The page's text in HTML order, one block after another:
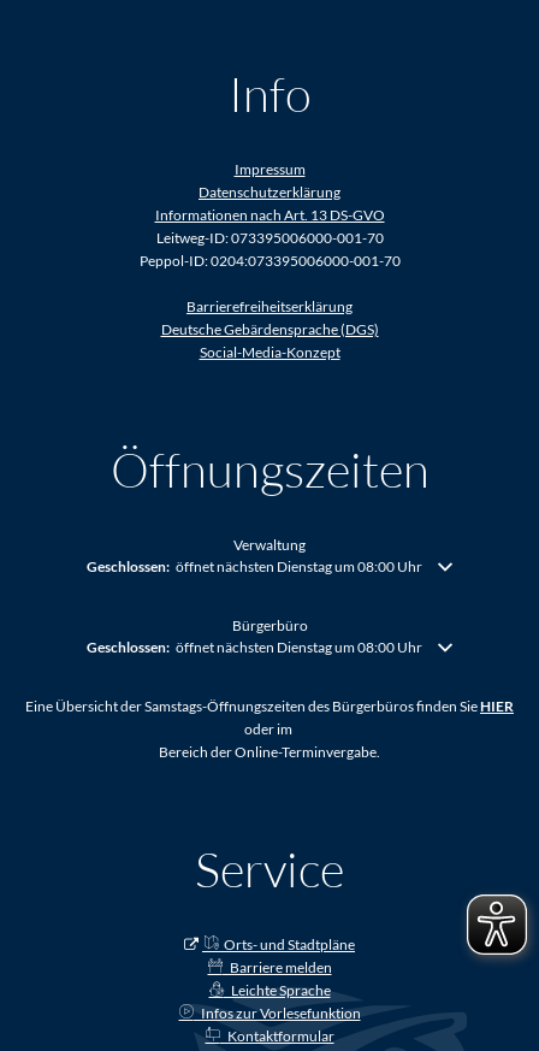
Info
Impressum
Datenschutzerklärung
Informationen nach Art. 13 DS-GVO
Leitweg-ID: 073395006000-001-70
Peppol-ID: 0204:073395006000-001-70
Barrierefreiheitserklärung
Deutsche Gebärdensprache (DGS)
Social-Media-Konzept
Öffnungszeiten
Verwaltung
Klicken, um weitere Öffnungs- oder Schließzeiten auszublenden
Geschlossen: öffnet nächsten Dienstag um 08:00 Uhr
Bürgerbüro
Klicken, um weitere Öffnungs- oder Schließzeiten auszublenden
Geschlossen: öffnet nächsten Dienstag um 08:00 Uhr
Eine Übersicht der Samstags-Öffnungszeiten des Bürgerbüros finden SieHIER
oder im
Bereich der Online-Terminvergabe.
Service
Orts- und Stadtpläne
Barriere melden
Leichte Sprache
Infos zur Vorlesefunktion
Kontaktformular